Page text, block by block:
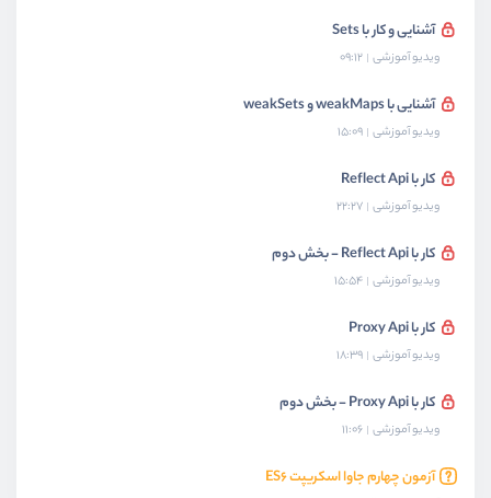
آشنایی و کار با Sets
ویدیو آموزشی 09:12
آشنایی با weakMaps و weakSets
ویدیو آموزشی 15:09
کار با Reflect Api
ویدیو آموزشی 22:27
کار با Reflect Api - بخش دوم
ویدیو آموزشی 15:54
کار با Proxy Api
ویدیو آموزشی 18:39
کار با Proxy Api - بخش دوم
ویدیو آموزشی 11:06
آزمون چهارم جاوا اسکریپت ES۶